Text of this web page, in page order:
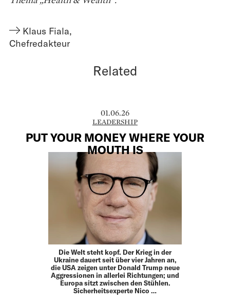
Klaus Fiala,
Chefredakteur
Related
01.06.26
LEADERSHIP
PUT YOUR MONEY WHERE YOUR
MOUTH IS
Die Welt steht kopf. Der Krieg in der
Ukraine dauert seit über vier Jahren an,
die USA zeigen unter Donald Trump neue
Aggressionen in allerlei Richtungen; und
Europa sitzt zwischen den Stühlen.
Sicherheitsexperte Nico …